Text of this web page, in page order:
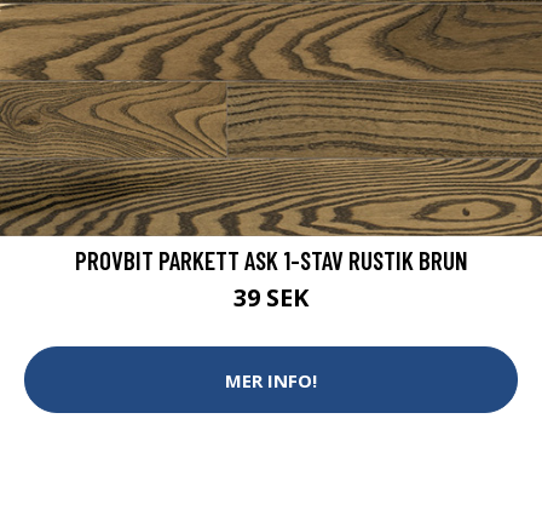
PROVBIT PARKETT ASK 1-STAV RUSTIK BRUN
39 SEK
MER INFO!